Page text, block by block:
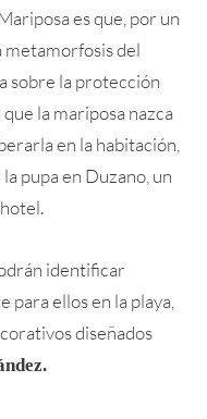
es que, por un
metamorfosis del
sobre la protección
la mariposa nazca
en la habitación,
pupa en Duzano, un
identificar
para ellos en la playa,
diseñados